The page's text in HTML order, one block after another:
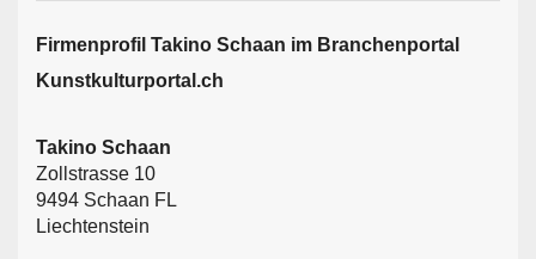
Firmen­profil Takino Schaan im Branchen­portal
Kunstkulturportal.ch
Takino Schaan
Zollstrasse 10
9494 Schaan FL
Liechtenstein